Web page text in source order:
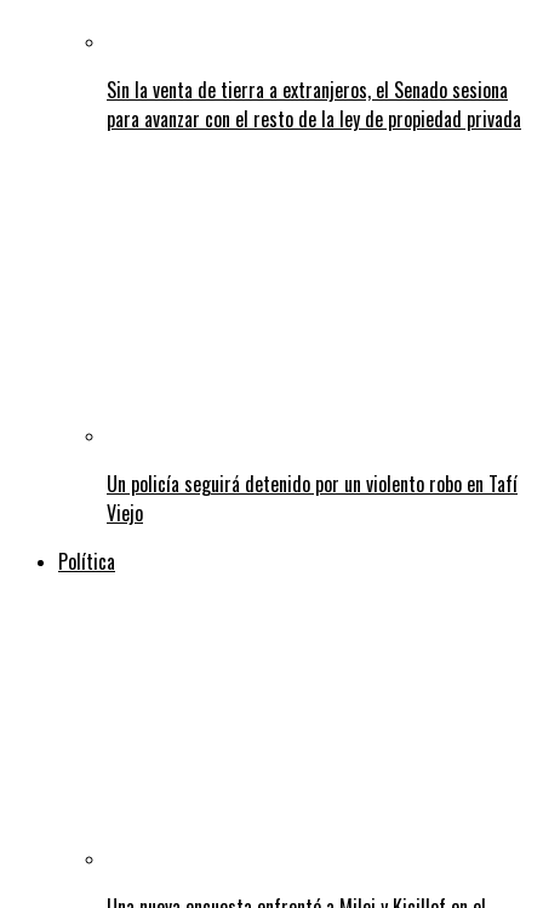
Sin la venta de tierra a extranjeros, el Senado sesiona
para avanzar con el resto de la ley de propiedad privada
Un policía seguirá detenido por un violento robo en Tafí
Viejo
Política